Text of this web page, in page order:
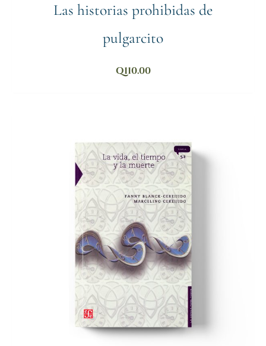
Las historias prohibidas de
pulgarcito
Q110.00